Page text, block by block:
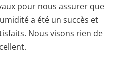
pour nous assurer que
a été un succès et
Nous visons rien de